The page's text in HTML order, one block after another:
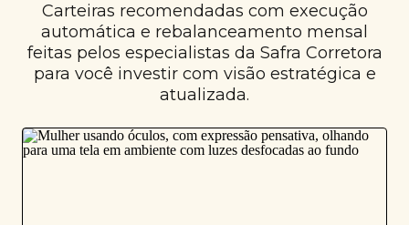
Carteiras recomendadas com execução
automática e rebalanceamento mensal
feitas pelos especialistas da Safra Corretora
para você investir com visão estratégica e
atualizada.